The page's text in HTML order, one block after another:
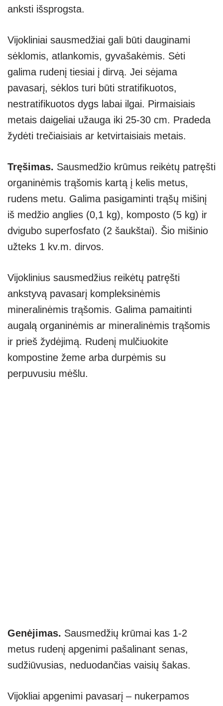
anksti išsprogsta.
Vijokliniai sausmedžiai gali būti dauginami
sėklomis, atlankomis, gyvašakėmis. Sėti
galima rudenį tiesiai į dirvą. Jei sėjama
pavasarį, sėklos turi būti stratifikuotos,
nestratifikuotos dygs labai ilgai. Pirmaisiais
metais daigeliai užauga iki 25-30 cm. Pradeda
žydėti trečiaisiais ar ketvirtaisiais metais.
Tręšimas. Sausmedžio krūmus reikėtų patręšti
organinėmis trąšomis kartą į kelis metus,
rudens metu. Galima pasigaminti trąšų mišinį
iš medžio anglies (0,1 kg), komposto (5 kg) ir
dvigubo superfosfato (2 šaukštai). Šio mišinio
užteks 1 kv.m. dirvos.
Vijoklinius sausmedžius reikėtų patręšti
ankstyvą pavasarį kompleksinėmis
mineralinėmis trąšomis. Galima pamaitinti
augalą organinėmis ar mineralinėmis trąšomis
ir prieš žydėjimą. Rudenį mulčiuokite
kompostine žeme arba durpėmis su
perpuvusiu mėšlu.
Genėjimas. Sausmedžių krūmai kas 1-2
metus rudenį apgenimi pašalinant senas,
sudžiūvusias, neduodančias vaisių šakas.
Vijokliai apgenimi pavasarį – nukerpamos